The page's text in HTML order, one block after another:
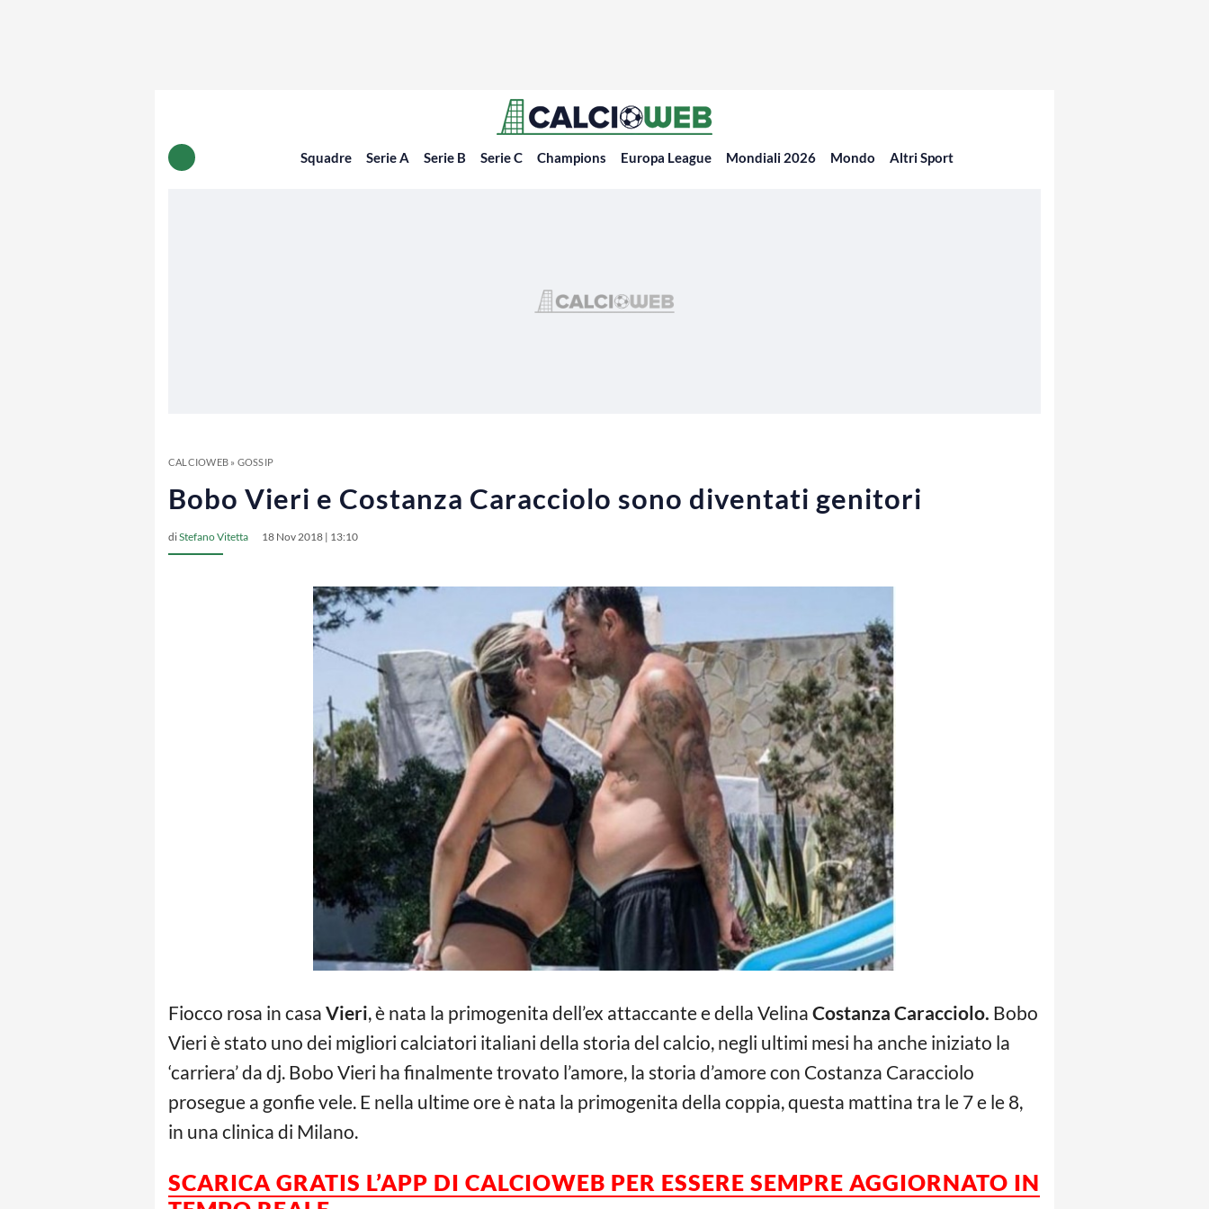
Squadre Serie A Serie B Serie C Champions Europa League Mondiali 2026 Mondo Altri Sport
CALCIOWEB» GOSSIP
Bobo Vieri e Costanza Caracciolo sono diventati genitori
diStefano Vitetta 18 Nov 2018 | 13:10
Fiocco rosa in casa Vieri, è nata la primogenita dell’ex attaccante e della Velina Costanza Caracciolo. Bobo
Vieri è stato uno dei migliori calciatori italiani della storia del calcio, negli ultimi mesi ha anche iniziato la
‘carriera’ da dj. Bobo Vieri ha finalmente trovato l’amore, la storia d’amore con Costanza Caracciolo
prosegue a gonfie vele. E nella ultime ore è nata la primogenita della coppia, questa mattina tra le 7 e le 8,
in una clinica di Milano.
SCARICA GRATIS L’APP DI CALCIOWEB PER ESSERE SEMPRE AGGIORNATO IN